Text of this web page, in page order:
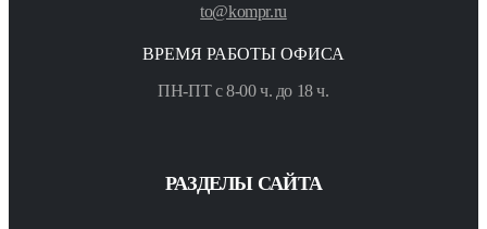
to@kompr.ru
ВРЕМЯ РАБОТЫ ОФИСА
ПН-ПТ с 8-00 ч. до 18 ч.
РАЗДЕЛЫ САЙТА